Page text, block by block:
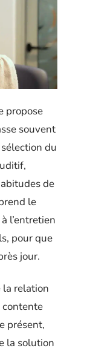
propose
souvent
du
de
le
l’entretien
pour que
jour.
la relation
contente
présent,
la solution